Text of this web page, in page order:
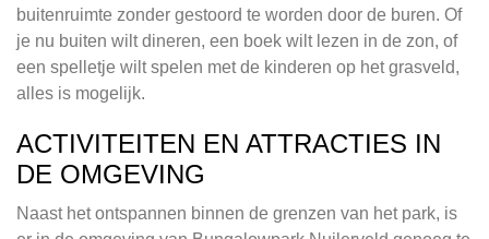
buitenruimte zonder gestoord te worden door de buren. Of
je nu buiten wilt dineren, een boek wilt lezen in de zon, of
een spelletje wilt spelen met de kinderen op het grasveld,
alles is mogelijk.
ACTIVITEITEN EN ATTRACTIES IN
DE OMGEVING
Naast het ontspannen binnen de grenzen van het park, is